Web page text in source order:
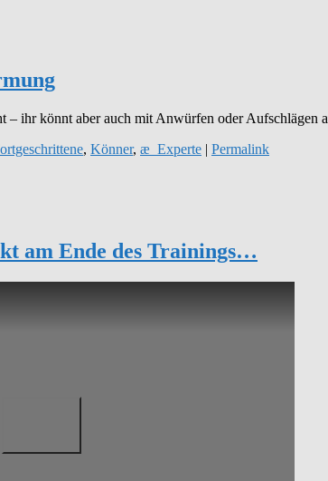
– ihr könnt aber auch mit Anwürfen oder
, Könner, æ_Experte | Permalink
am Ende des Trainings…